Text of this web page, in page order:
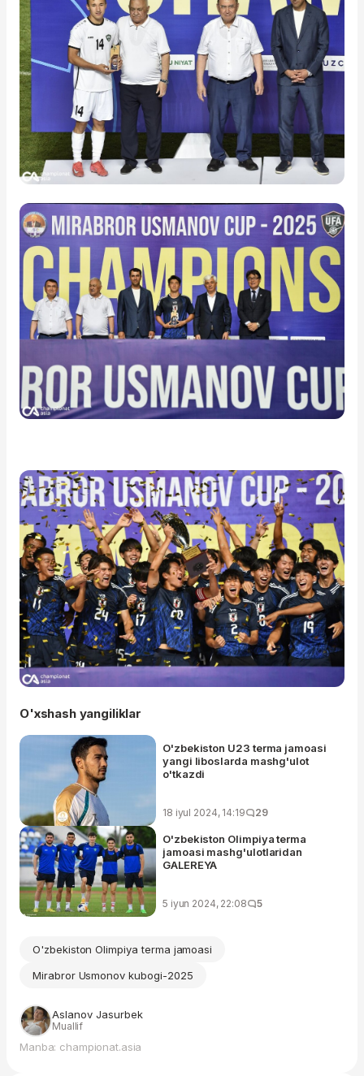
O'xshash yangiliklar
O'zbekiston U23 terma jamoasi
yangi liboslarda mashg'ulot
o'tkazdi
18 iyul 2024, 14:19 29
O'zbekiston Olimpiya terma
jamoasi mashg'ulotlaridan
GALEREYA
5 iyun 2024, 22:08 5
O'zbekiston Olimpiya terma jamoasi
Mirabror Usmonov kubogi-2025
Aslanov Jasurbek
Muallif
Manba: championat.asia